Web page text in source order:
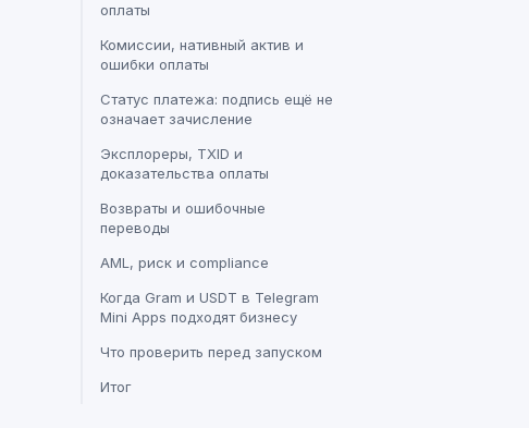
оплаты
Комиссии, нативный актив и
ошибки оплаты
Статус платежа: подпись ещё не
означает зачисление
Эксплореры, TXID и
доказательства оплаты
Возвраты и ошибочные
переводы
AML, риск и compliance
Когда Gram и USDT в Telegram
Mini Apps подходят бизнесу
Что проверить перед запуском
Итог